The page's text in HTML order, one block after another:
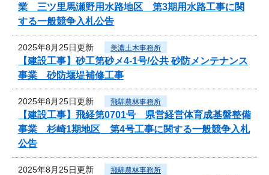
業 三ツ里馬瀬野用水路地区 第3期用水路工事に関
する一般競争入札公告
2025年8月25日更新 美濃土木事務所
【建設工事】砂工第砂メ4-1号/公共 砂防メンテナンス
事業 砂防堰堤補修工事
2025年8月25日更新 飛騨農林事務所
【建設工事】飛経第0701号 県営経営体育成基盤整備
事業 杉崎1期地区 第4号工事に関する一般競争入札
公告
2025年8月25日更新 飛騨農林事務所